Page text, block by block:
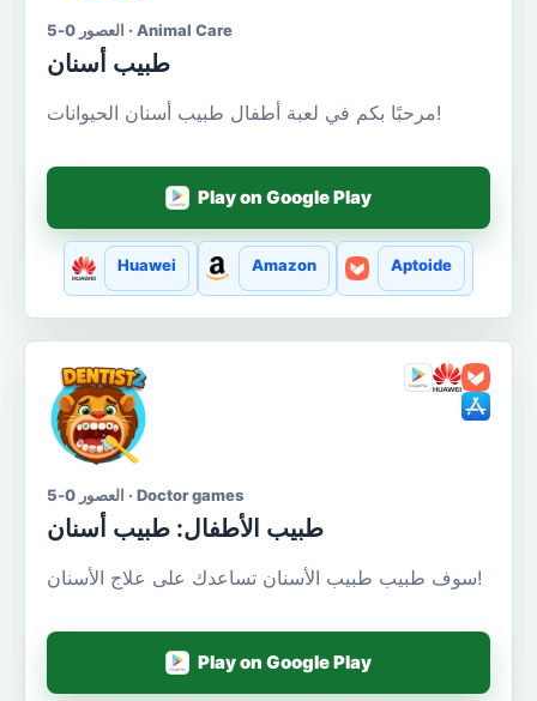
العصور 0-5 · Animal Care
طبيب أسنان
مرحبًا بكم في لعبة أطفال طبيب أسنان الحيوانات!
Play on Google Play
Huawei Amazon Aptoide
العصور 0-5 · Doctor games
طبيب الأطفال: طبيب أسنان
سوف طبيب طبيب الأسنان تساعدك على علاج الأسنان!
Play on Google Play